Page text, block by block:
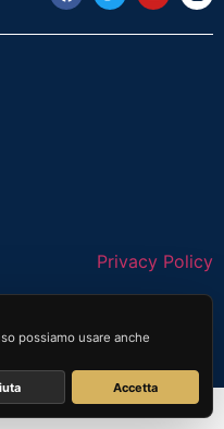
Privacy Policy
possiamo usare anche
Accetta